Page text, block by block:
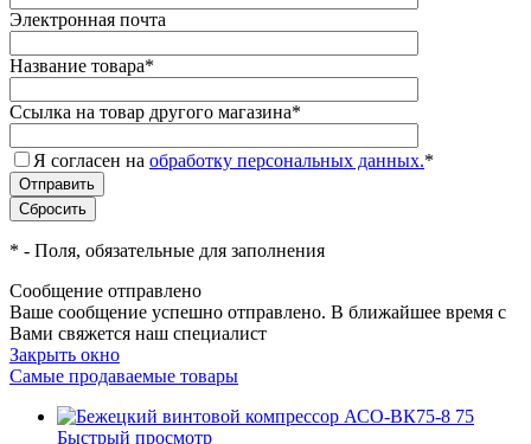
Электронная почта
Название товара*
Ссылка на товар другого магазина*
Я согласен на обработку персональных данных.*
* - Поля, обязательные для заполнения
Сообщение отправлено
Ваше сообщение успешно отправлено. В ближайшее время с
Вами свяжется наш специалист
Закрыть окно
Самые продаваемые товары
Быстрый просмотр